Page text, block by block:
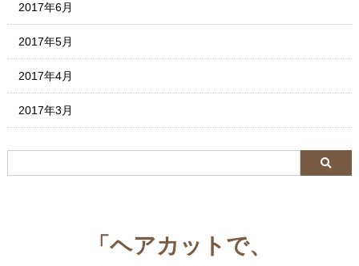
2017年6月
2017年5月
2017年4月
2017年3月
「ヘアカットで、